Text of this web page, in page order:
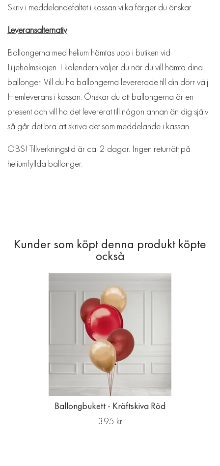
Skriv i meddelandefältet i kassan vilka färger du önskar.
Leveransalternativ
Ballongerna med helium hämtas upp i butiken vid
Liljeholmskajen. I kalendern väljer du när du vill hämta dina
ballonger. Vill du ha ballongerna levererade till din dörr välj
Hemleverans i kassan. Önskar du att ballongerna är en
present och vill ha det levererat till någon annan än dig själv
så går det bra att skriva det som meddelande i kassan.
OBS! Tillverkningstid är ca. 2 dagar. Ingen returrätt på
heliumfyllda ballonger.
Ballongbukett - Kräftskiva Röd
395 kr